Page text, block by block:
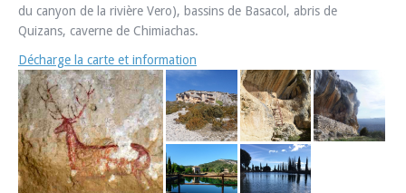
du canyon de la rivière Vero), bassins de Basacol, abris de
Quizans, caverne de Chimiachas.
Décharge la carte et information